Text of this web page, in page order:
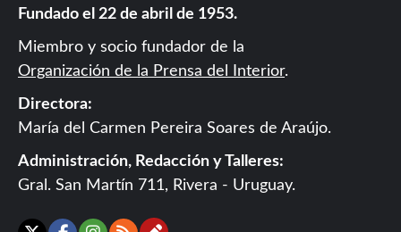
Fundado el 22 de abril de 1953.
Miembro y socio fundador de la
Organización de la Prensa del Interior.
Directora:
María del Carmen Pereira Soares de Araújo.
Administración, Redacción y Talleres:
Gral. San Martín 711, Rivera - Uruguay.